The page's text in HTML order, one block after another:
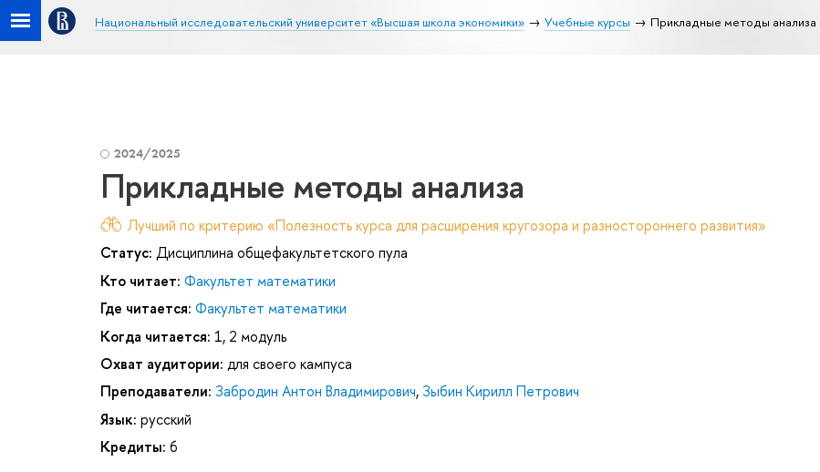
Национальный исследовательский университет «Высшая школа экономики» Учебные курсы Прикладные методы анализа
2024/2025
Прикладные методы анализа
Лучший по критерию «Полезность курса для расширения кругозора и разностороннего развития»
Статус: Дисциплина общефакультетского пула
Кто читает: Факультет математики
Где читается: Факультет математики
Когда читается: 1, 2 модуль
Охват аудитории: для своего кампуса
Преподаватели: Забродин Антон Владимирович, Зыбин Кирилл Петрович
Язык: русский
Кредиты: 6